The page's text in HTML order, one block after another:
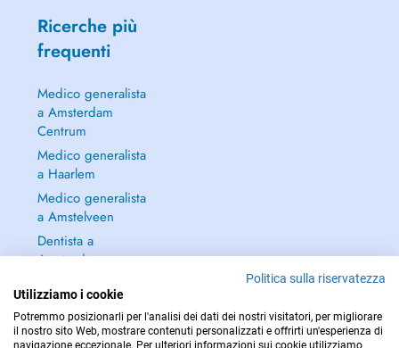
Ricerche più
frequenti
Medico generalista
a Amsterdam
Centrum
Medico generalista
a Haarlem
Medico generalista
a Amstelveen
Dentista a
Amsterdam
Continua a leggere
→
Politica sulla riservatezza
Utilizziamo i cookie
Potremmo posizionarli per l'analisi dei dati dei nostri visitatori, per migliorare
il nostro sito Web, mostrare contenuti personalizzati e offrirti un'esperienza di
navigazione eccezionale. Per ulteriori informazioni sui cookie utilizziamo